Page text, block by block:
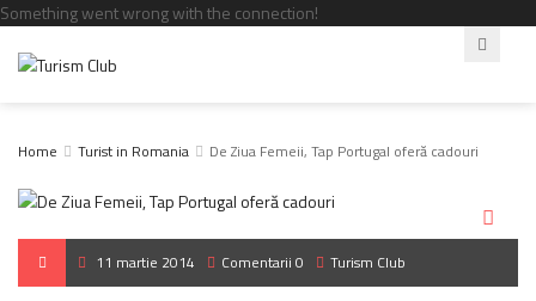
Something went wrong with the connection!
Home Turist in Romania De Ziua Femeii, Tap Portugal oferă cadouri
11 martie 2014 Comentarii 0 Turism Club